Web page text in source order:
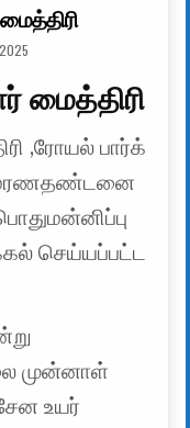
DATE:
மைத்திரி
,ரோயல் பார்க்
மரணதண்டனை
செய்யப்பட்ட
முன்னாள்
உயர்